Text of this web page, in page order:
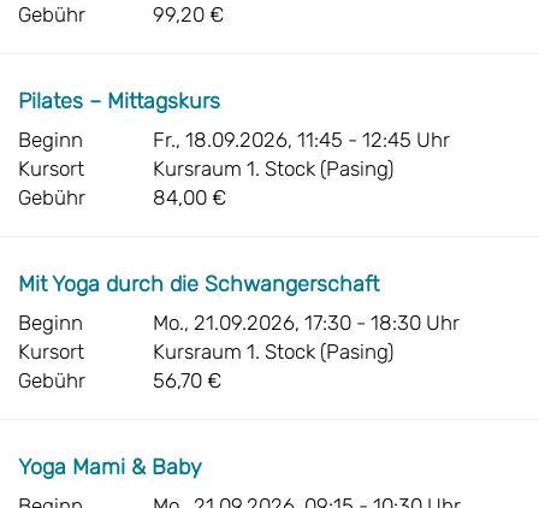
Gebühr
99,20 €
Pilates – Mittagskurs
Beginn
Fr., 18.09.2026, 11:45 - 12:45 Uhr
Kursort
Kursraum 1. Stock (Pasing)
Gebühr
84,00 €
Mit Yoga durch die Schwangerschaft
Beginn
Mo., 21.09.2026, 17:30 - 18:30 Uhr
Kursort
Kursraum 1. Stock (Pasing)
Gebühr
56,70 €
Yoga Mami & Baby